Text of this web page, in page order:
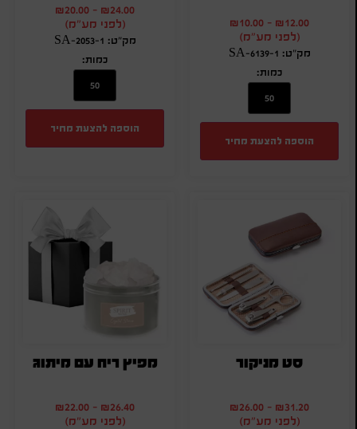
₪12.00
-
₪10.00
(לפני מע"מ)
מק"ט: SA-6139-1
כמות:
הוספה להצעת מחיר
₪24.00
-
₪20.00
(לפני מע"מ)
מק"ט: SA-2053-1
כמות:
הוספה להצעת מחיר
סט מניקור
₪31.20
-
₪26.00
(לפני מע"מ)
מפיץ ריח עם מיתוג
₪26.40
-
₪22.00
(לפני מע"מ)